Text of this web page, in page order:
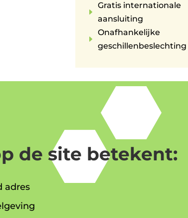
E
Gratis internationale
aansluiting
E
Onafhankelijke
geschillenbeslechting
de site betekent:
adres